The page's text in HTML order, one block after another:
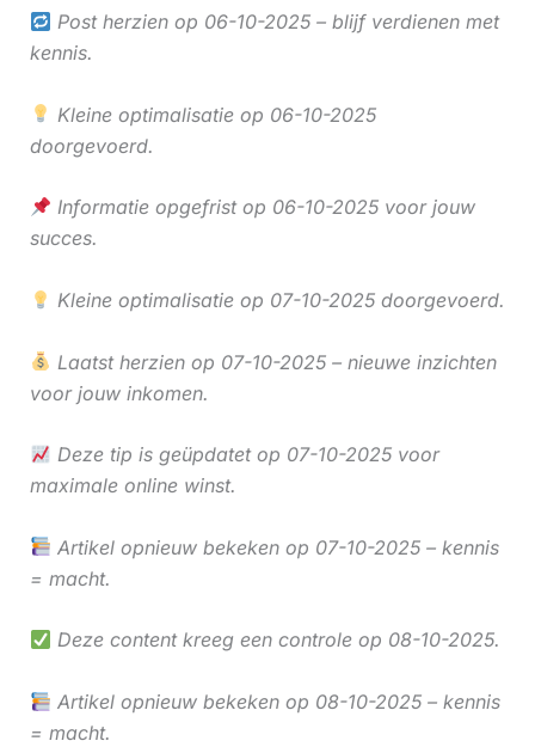
Post herzien op 06-10-2025 – blijf verdienen met
kennis.
Kleine optimalisatie op 06-10-2025
doorgevoerd.
Informatie opgefrist op 06-10-2025 voor jouw
succes.
Kleine optimalisatie op 07-10-2025 doorgevoerd.
Laatst herzien op 07-10-2025 – nieuwe inzichten
voor jouw inkomen.
Deze tip is geüpdatet op 07-10-2025 voor
maximale online winst.
Artikel opnieuw bekeken op 07-10-2025 – kennis
= macht.
Deze content kreeg een controle op 08-10-2025.
Artikel opnieuw bekeken op 08-10-2025 – kennis
= macht.